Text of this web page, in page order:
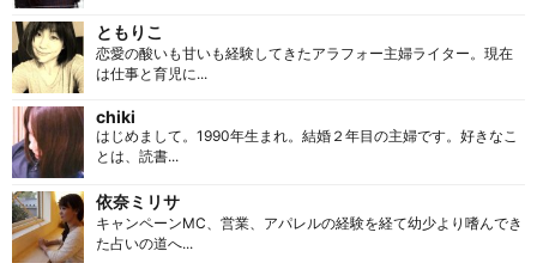
ともりこ
恋愛の酸いも甘いも経験してきたアラフォー主婦ライター。現在
は仕事と育児に...
chiki
はじめまして。1990年生まれ。結婚２年目の主婦です。好きなこ
とは、読書...
依奈ミリサ
キャンペーンMC、営業、アパレルの経験を経て幼少より嗜んでき
た占いの道へ...